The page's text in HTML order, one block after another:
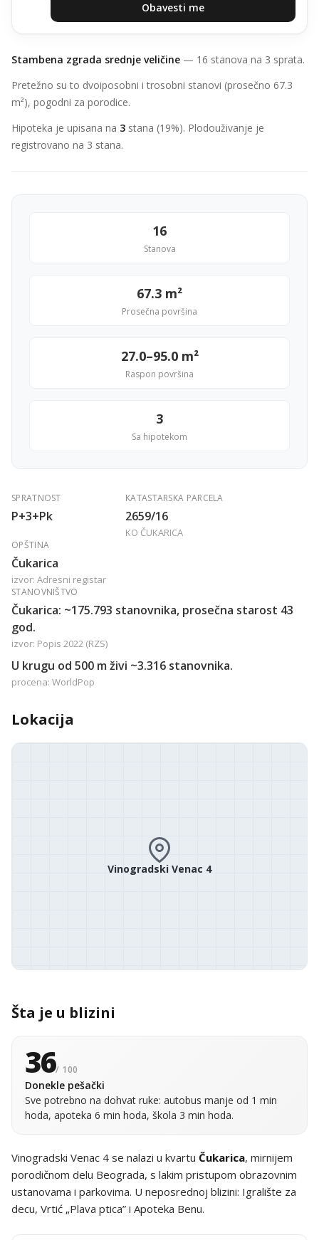
Obavesti me
Stambena zgrada srednje veličine — 16 stanova na 3 sprata.
Pretežno su to dvoiposobni i trosobni stanovi (prosečno 67.3
m²), pogodni za porodice.
Hipoteka je upisana na 3 stana (19%). Plodouživanje je
registrovano na 3 stana.
16
Stanova
67.3 m²
Prosečna površina
27.0–95.0 m²
Raspon površina
3
Sa hipotekom
SPRATNOST
P+3+Pk
KATASTARSKA PARCELA
2659/16
KO ČUKARICA
OPŠTINA
Čukarica
izvor: Adresni registar
STANOVNIŠTVO
Čukarica: ~175.793 stanovnika, prosečna starost 43
god.
izvor: Popis 2022 (RZS)
U krugu od 500 m živi ~3.316 stanovnika.
procena: WorldPop
Lokacija
Vinogradski Venac 4
Šta je u blizini
36/ 100
Donekle pešački
Sve potrebno na dohvat ruke: autobus manje od 1 min
hoda, apoteka 6 min hoda, škola 3 min hoda.
Vinogradski Venac 4 se nalazi u kvartu Čukarica, mirnijem
porodičnom delu Beograda, s lakim pristupom obrazovnim
ustanovama i parkovima. U neposrednoj blizini: Igralište za
decu, Vrtić „Plava ptica” i Apoteka Benu.